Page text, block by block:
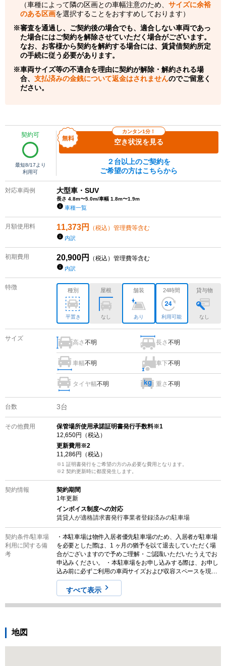
（車種によって隣の区画との車幅注意のため、 サイズに余裕
のある区画を選択することをおすすめしております）
審査を通過し、ご契約後の場合でも、適合しない車両であっ
た場合にはご契約を解除させていただく場合がございます。
なお、お客様から契約を解約する場合には、賃貸借契約所定
の手続に従う必要があります。
車両サイズ等の不適合を理由に契約が解除・解約される場
合、 支払済みの金銭について返金はされませんのでご留意く
ださい。
契約可
最短8/17 より
利用可
カンタン1分！
空き状況を見る
２台以上のご契約を
ご希望の方はこちらから
対応車両例 大型車・SUV
長さ 4.8m〜5.0m/車幅 1.8m〜1.9m
車種一覧
月額使用料 11,373円 （税込）管理費等含む
内訳
初期費用 20,900円 （税込）管理費等含む
内訳
特徴 種別
平置き
屋根
なし
舗装
あり
24時間
利用可能
貸与物
なし
サイズ
高さ不明 長さ不明
車幅不明 車下不明
タイヤ幅不明 重さ不明
台数 3台
その他費用
保管場所使用承諾証明書発行手数料※1
12,650円（税込）
更新費用 ※2
11,286 円（税込）
※1 証明書発行をご希望の方のみ必要な費用となります。
※2 契約更新時に都度発生します。
契約情報
契約期間
1年更新
インボイス制度への対応
賃貸人が適格請求書発行事業者登録済みの駐車場
契約条件/駐車場
利用に関する備
考
・本駐車場は物件入居者優先駐車場のため、入居者が駐車場
を必要とした際は、1 ヶ月の猶予を以て退去していただく場
合がございますので予めご理解・ご認識いただいたうえでお
申込みください。 ・本駐車場をお申し込みする際は、お申し
込み前に必ずご利用の車両サイズおよび収容スペースを現地
でご確認ください。また、募集情報と実際の現地の状況が異
なる場合がございます。その場合は、現況を優先させていた
だきますので気になる方はお申し込みをご遠慮ください。な
お、契約締結後のキャンセルやクレームに対する返金は一切
すべて表示
地図